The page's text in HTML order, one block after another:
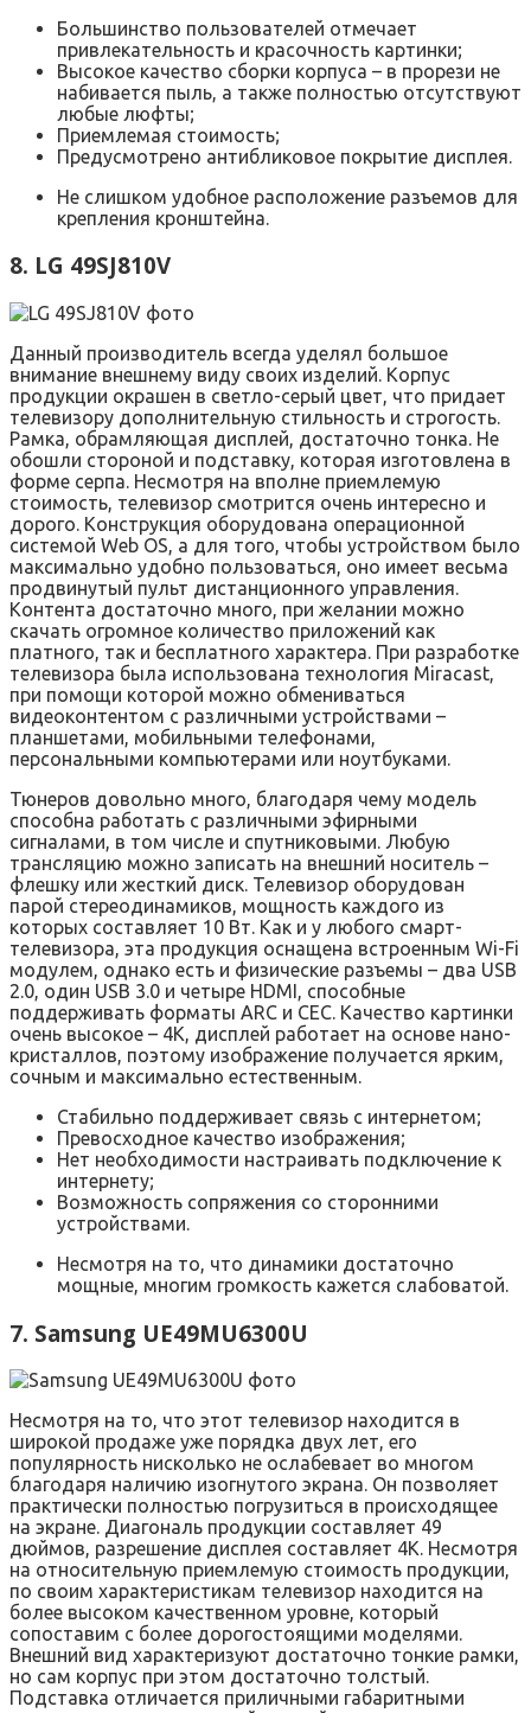
Большинство пользователей отмечает
привлекательность и красочность картинки;
Высокое качество сборки корпуса – в прорези не
набивается пыль, а также полностью отсутствуют
любые люфты;
Приемлемая стоимость;
Предусмотрено антибликовое покрытие дисплея.
Не слишком удобное расположение разъемов для
крепления кронштейна.
8. LG 49SJ810V
Данный производитель всегда уделял большое
внимание внешнему виду своих изделий. Корпус
продукции окрашен в светло-серый цвет, что придает
телевизору дополнительную стильность и строгость.
Рамка, обрамляющая дисплей, достаточно тонка. Не
обошли стороной и подставку, которая изготовлена в
форме серпа. Несмотря на вполне приемлемую
стоимость, телевизор смотрится очень интересно и
дорого. Конструкция оборудована операционной
системой Web OS, а для того, чтобы устройством было
максимально удобно пользоваться, оно имеет весьма
продвинутый пульт дистанционного управления.
Контента достаточно много, при желании можно
скачать огромное количество приложений как
платного, так и бесплатного характера. При разработке
телевизора была использована технология Miracast,
при помощи которой можно обмениваться
видеоконтентом с различными устройствами –
планшетами, мобильными телефонами,
персональными компьютерами или ноутбуками.
Тюнеров довольно много, благодаря чему модель
способна работать с различными эфирными
сигналами, в том числе и спутниковыми. Любую
трансляцию можно записать на внешний носитель –
флешку или жесткий диск. Телевизор оборудован
парой стереодинамиков, мощность каждого из
которых составляет 10 Вт. Как и у любого смарт-
телевизора, эта продукция оснащена встроенным Wi-Fi
модулем, однако есть и физические разъемы – два USB
2.0, один USB 3.0 и четыре HDMI, способные
поддерживать форматы ARC и СЕС. Качество картинки
очень высокое – 4К, дисплей работает на основе нано-
кристаллов, поэтому изображение получается ярким,
сочным и максимально естественным.
Стабильно поддерживает связь с интернетом;
Превосходное качество изображения;
Нет необходимости настраивать подключение к
интернету;
Возможность сопряжения со сторонними
устройствами.
Несмотря на то, что динамики достаточно
мощные, многим громкость кажется слабоватой.
7. Samsung UE49MU6300U
Несмотря на то, что этот телевизор находится в
широкой продаже уже порядка двух лет, его
популярность нисколько не ослабевает во многом
благодаря наличию изогнутого экрана. Он позволяет
практически полностью погрузиться в происходящее
на экране. Диагональ продукции составляет 49
дюймов, разрешение дисплея составляет 4К. Несмотря
на относительную приемлемую стоимость продукции,
по своим характеристикам телевизор находится на
более высоком качественном уровне, который
сопоставим с более дорогостоящими моделями.
Внешний вид характеризуют достаточно тонкие рамки,
но сам корпус при этом достаточно толстый.
Подставка отличается приличными габаритными